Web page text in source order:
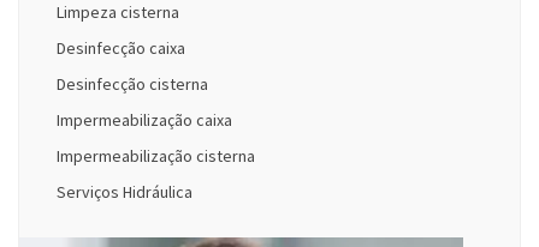
Limpeza cisterna
Desinfecção caixa
Desinfecção cisterna
Impermeabilização caixa
Impermeabilização cisterna
Serviços Hidráulica